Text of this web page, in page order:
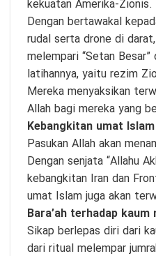
kekuatan Amerika-Zionis.
Dengan bertawakal
rudal serta drone di
melempari “Setan
latihannya, yaitu rezim
Mereka menyaksikan
Allah bagi mereka yang
Kebangkitan umat Islam
Pasukan Allah akan
Dengan senjata “Allahu
kebangkitan Iran dan
umat Islam juga akan
Bara’ah terhadap kaum
Sikap berlepas diri dari
dari ritual melempar